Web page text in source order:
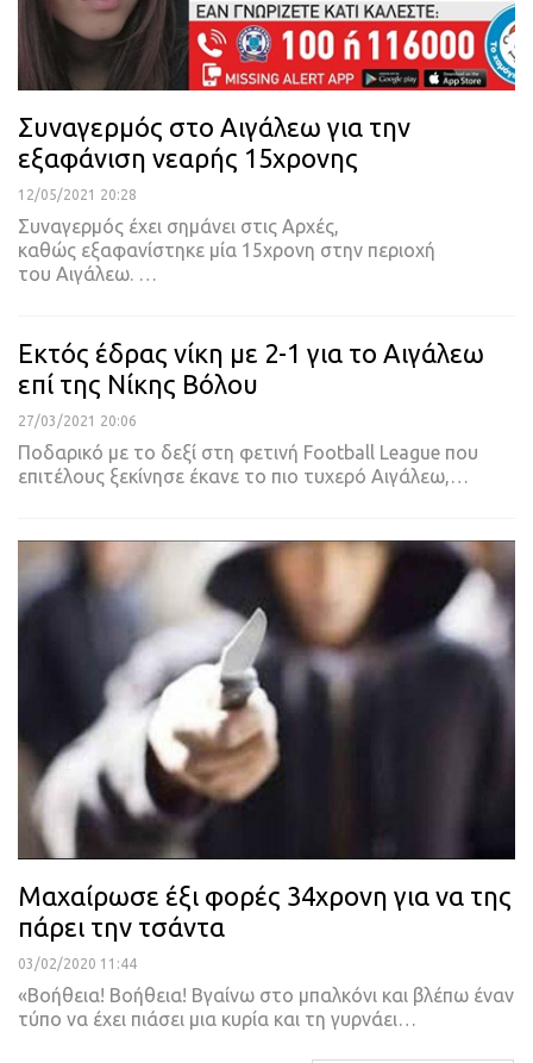
Συναγερμός στο Αιγάλεω για την
εξαφάνιση νεαρής 15χρονης
12/05/2021 20:28
Συναγερμός έχει σημάνει στις Αρχές,
καθώς εξαφανίστηκε μία 15χρονη στην περιοχή
του Αιγάλεω. …
Εκτός έδρας νίκη με 2-1 για το Αιγάλεω
επί της Νίκης Βόλου
27/03/2021 20:06
Ποδαρικό με το δεξί στη φετινή Football League που
επιτέλους ξεκίνησε έκανε το πιο τυχερό Αιγάλεω,…
Μαχαίρωσε έξι φορές 34χρονη για να της
πάρει την τσάντα
03/02/2020 11:44
«Βοήθεια! Βοήθεια! Βγαίνω στο μπαλκόνι και βλέπω έναν
τύπο να έχει πιάσει μια κυρία και τη γυρνάει